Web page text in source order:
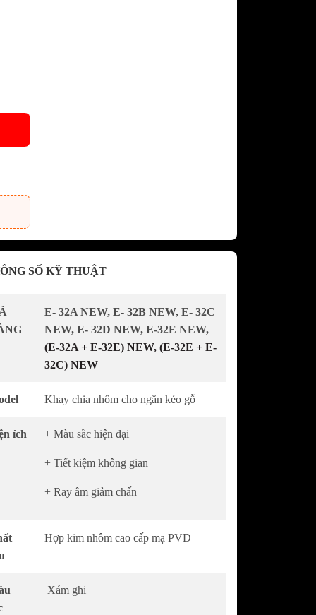
GRANDX
GRANDX
Bếp điện từ COMFEE
Máy hút mùi COMFEE
Máy rửa chén COMFEE
SỐ KỸ THUẬT
E- 32A NEW, E- 32B NEW, E- 32C
NEW, E- 32D NEW, E-32E NEW,
(E-32A + E-32E) NEW, (E-32E + E-
32C) NEW
Khay chia nhôm cho ngăn kéo gỗ
ích + Màu sắc hiện đại
+ Tiết kiệm không gian
+ Ray âm giảm chấn
Hợp kim nhôm cao cấp mạ PVD
Xám ghi